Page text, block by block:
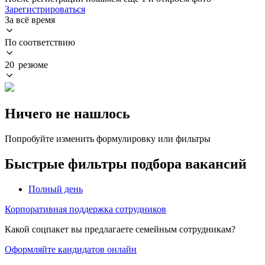
Зарегистрироваться
За всё время
По соответствию
20 резюме
Ничего не нашлось
Попробуйте изменить формулировку или фильтры
Быстрые фильтры подбора вакансий
Полный день
Корпоративная поддержка сотрудников
Какой соцпакет вы предлагаете семейным сотрудникам?
Оформляйте кандидатов онлайн